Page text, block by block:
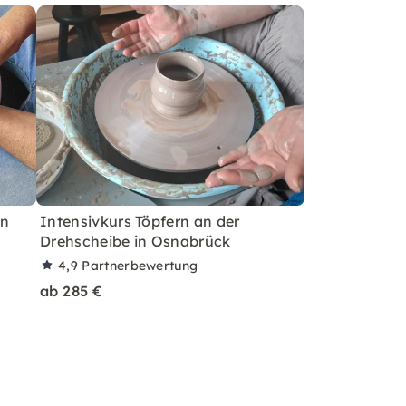
Intensivkurs Töpfern an der
Drehscheibe in Osnabrück
4,9 Partnerbewertung
ab 285 €